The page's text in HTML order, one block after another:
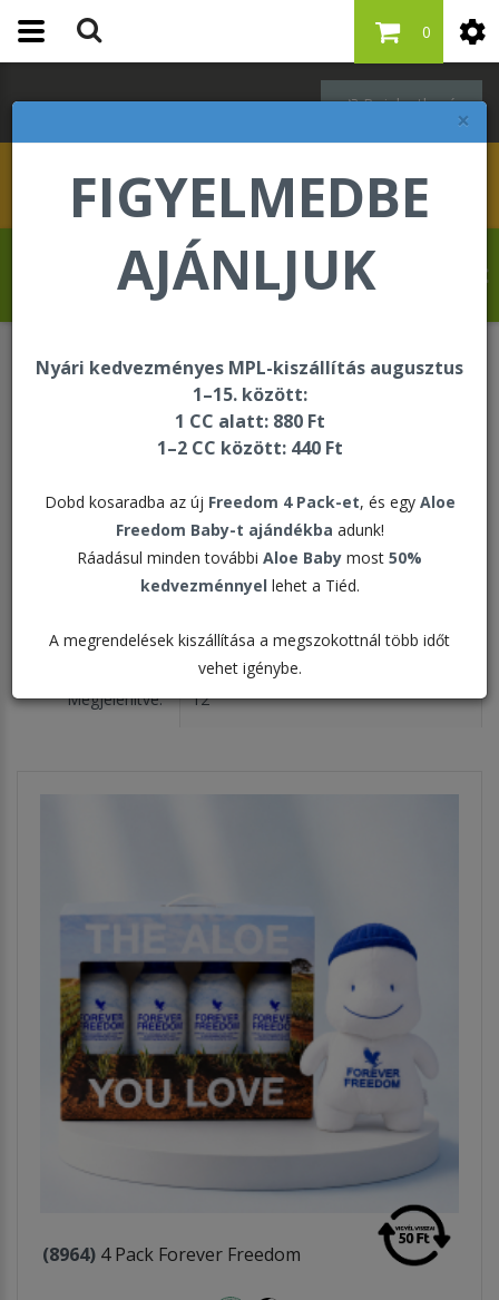
×
FIGYELMEDBE
AJÁNLJUK
Nyári kedvezményes MPL-kiszállítás augusztus
1–15. között:
1 CC alatt: 880 Ft
1–2 CC között: 440 Ft
Dobd kosaradba az új Freedom 4 Pack-et, és egy Aloe
Freedom Baby-t ajándékba adunk!
Ráadásul minden további Aloe Baby most 50%
kedvezménnyel lehet a Tiéd.
A megrendelések kiszállítása a megszokottnál több időt
vehet igénybe.
Bejelentkezés
0
Revelat Jean Baptiste üdvözli Önt a
Forever Living internetes áruházában!
Fontos tanácsok az aloé italokhoz >>>
Megjelenítve:
(8964) 4 Pack Forever Freedom